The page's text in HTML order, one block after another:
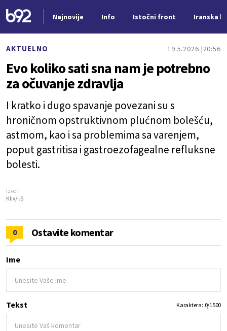
Najnovije Info Istočni front Iranska
AKTUELNO 19.5.2026. 20:56
Evo koliko sati sna nam je potrebno
za očuvanje zdravlja
I kratko i dugo spavanje povezani su s
hroničnom opstruktivnom plućnom bolešću,
astmom, kao i sa problemima sa varenjem,
poput gastritisa i gastroezofagealne refluksne
bolesti.
Izvor:
Klix/I.S.
0 Ostavite komentar
Ime
Tekst Karaktera: 0/1500